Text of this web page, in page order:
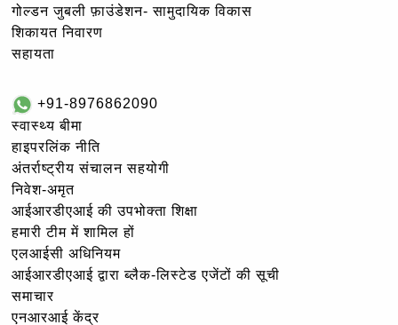
गोल्‍डन जुबली फ़ाउंडेशन- सामुदायिक विकास
शिकायत निवारण
सहायता
+91-8976862090
स्वास्थ्य बीमा
हाइपरलिंक नीति
अंतर्राष्ट्रीय संचालन सहयोगी
निवेश-अमृत
आईआरडीएआई की उपभोक्ता शिक्षा
हमारी टीम में शामिल हों
एलआईसी अधिनियम
आईआरडीएआई द्वारा ब्लैक-लिस्टेड एजेंटों की सूची
समाचार
एनआरआई केंद्र